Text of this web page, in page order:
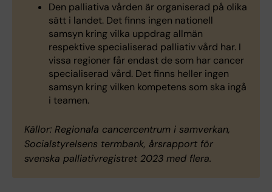
Den palliativa vården är organiserad på olika
sätt i landet. Det finns ingen nationell
samsyn kring vilka uppdrag allmän
respektive specialiserad palliativ vård har. I
vissa regioner får endast de som har cancer
specialiserad vård. Det finns heller ingen
samsyn kring vilken kompetens som ska ingå
i teamen.
Källor: Regionala cancercentrum i samverkan,
Socialstyrelsens termbank, årsrapport för
svenska palliativregistret 2023 med flera.